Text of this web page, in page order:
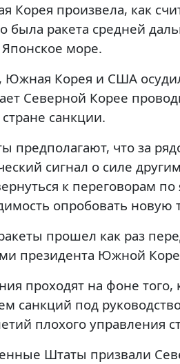
Корея произвела, как
была ракета средней
море.
Южная Корея и США
Северной Корее
санкции.
предполагают, что за
сигнал о силе
к переговорам
опробовать новую
прошел как раз
президента Южной
проходят на фоне
санкций под
плохого управления
Штаты призвали